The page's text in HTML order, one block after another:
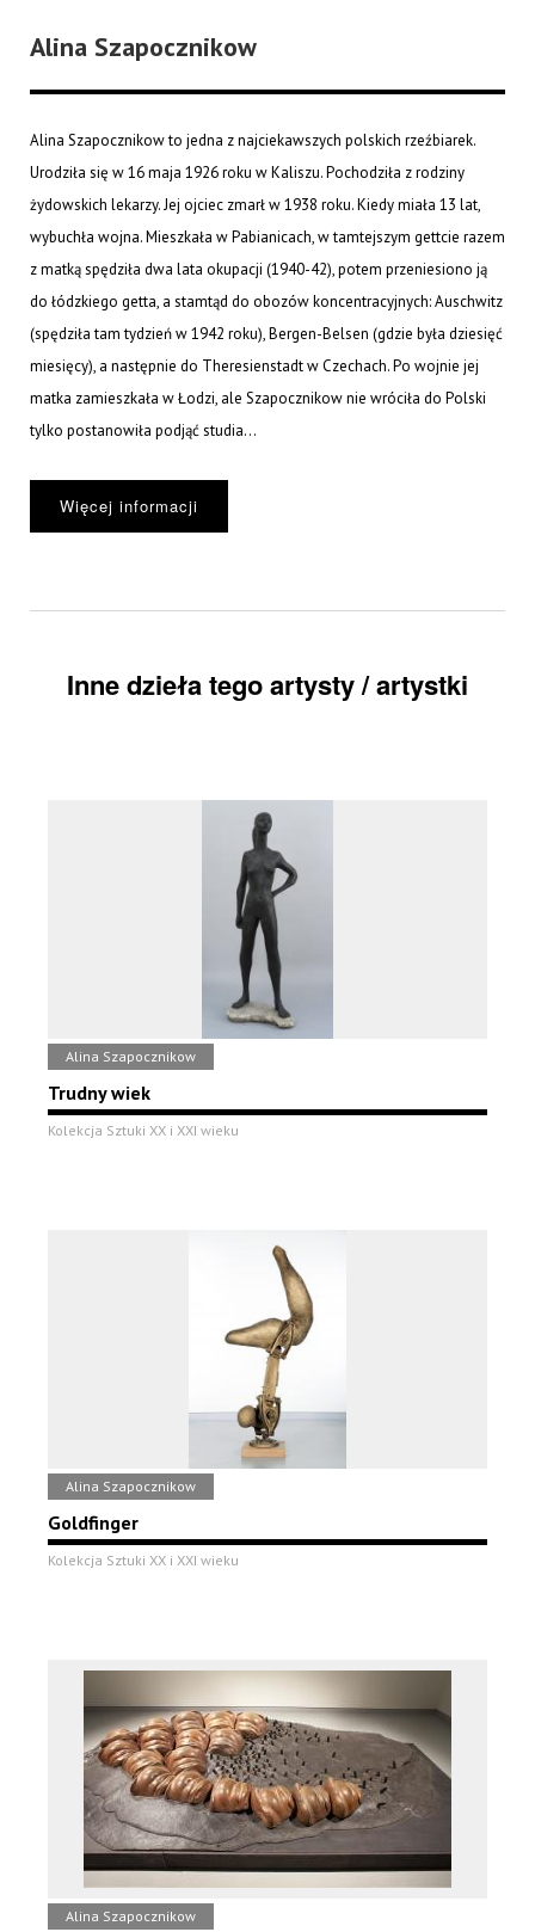
Alina Szapocznikow
Alina Szapocznikow to jedna z najciekawszych polskich rzeźbiarek.
Urodziła się w 16 maja 1926 roku w Kaliszu. Pochodziła z rodziny
żydowskich lekarzy. Jej ojciec zmarł w 1938 roku. Kiedy miała 13 lat,
wybuchła wojna. Mieszkała w Pabianicach, w tamtejszym gettcie razem
z matką spędziła dwa lata okupacji (1940-42), potem przeniesiono ją
do łódzkiego getta, a stamtąd do obozów koncentracyjnych: Auschwitz
(spędziła tam tydzień w 1942 roku), Bergen-Belsen (gdzie była dziesięć
miesięcy), a następnie do Theresienstadt w Czechach. Po wojnie jej
matka zamieszkała w Łodzi, ale Szapocznikow nie wróciła do Polski
tylko postanowiła podjąć studia...
Więcej informacji
Inne dzieła tego artysty / artystki
Alina Szapocznikow
Trudny wiek
Kolekcja Sztuki XX i XXI wieku
Alina Szapocznikow
Goldfinger
Kolekcja Sztuki XX i XXI wieku
Alina Szapocznikow